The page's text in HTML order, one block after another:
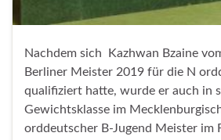
Nachdem sich Kazhwan Bzaine
Berliner Meister 2019 für die N
qualifiziert hatte, wurde er auch in
Gewichtsklasse im
orddeutscher B-Jugend Meister im